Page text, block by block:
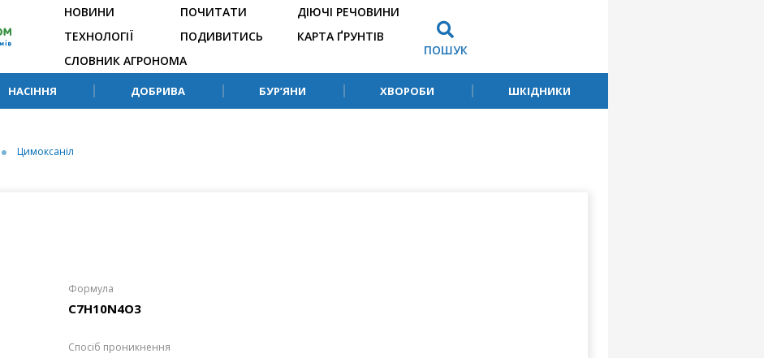
НОВИНИ
ТЕХНОЛОГІЇ
ПОЧИТАТИ
ПОДИВИТИСЬ
ДІЮЧІ РЕЧОВИНИ
КАРТА ҐРУНТІВ
СЛОВНИК АГРОНОМА
ПОШУК
НАСІННЯ ДОБРИВА БУР’ЯНИ ХВОРОБИ ШКІДНИКИ
Цимоксаніл
Формула
C7H10N4O3
Спосіб проникнення